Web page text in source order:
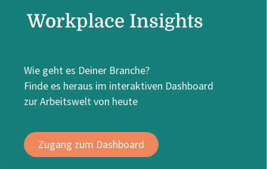
Workplace Insights
Wie geht es Deiner Branche?
Finde es heraus im interaktiven Dashboard
zur Arbeitswelt von heute
Zugang zum Dashboard